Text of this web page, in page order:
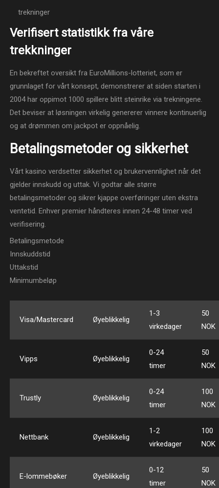
trekninger
Verifisert statistikk fra våre
trekkninger
En bekreftet oversikt fra EuroMillions-lotteriet, som er
grunnlaget for vårt konsept, demonstrerer at siden starten i
2004 har oppimot 1000 spillere blitt steinrike via trekningene.
Det beviser at løsningen virkelig genererer vinnere kontinuerlig
og at drømmen om jackpot er oppnåelig.
Betalingsmetoder og sikkerhet
Vårt kasino verdsetter sikkerhet og brukervennlighet når det
gjelder innskudd og uttak. Vi godtar alle større
betalingsmetoder og sikrer kjappe overføringer uten ekstra
ventetid. Enhver premier håndteres innen 24-48 timer ved
verifisering.
Betalingsmetode
Innskuddstid
Uttakstid
Minimumbeløp
Visa/Mastercard Øyeblikkelig
1-3
virkedager
50
NOK
Vipps Øyeblikkelig
0-24
timer
50
NOK
Trustly Øyeblikkelig
0-24
timer
100
NOK
Nettbank Øyeblikkelig
1-2
virkedager
100
NOK
E-lommebøker Øyeblikkelig
0-12
timer
50
NOK